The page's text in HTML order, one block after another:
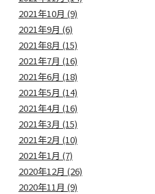
2021年10月 (9)
2021年9月 (6)
2021年8月 (15)
2021年7月 (16)
2021年6月 (18)
2021年5月 (14)
2021年4月 (16)
2021年3月 (15)
2021年2月 (10)
2021年1月 (7)
2020年12月 (26)
2020年11月 (9)